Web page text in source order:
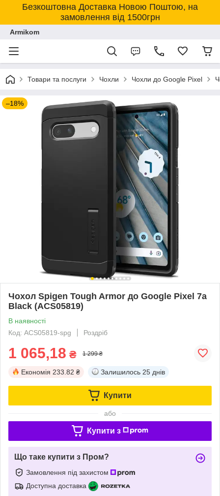
Безкоштовна Доставка Новою Поштою, на
замовлення від 1500грн
Armikom
Товари та послуги Чохли Чохли до Google Pixel
–18%
Чохол Spigen Tough Armor до Google Pixel 7a
Black (ACS05819)
В наявності
Код: ACS05819-spg
Роздріб
1 065,18 ₴ 1 299 ₴
Економія 233.82 ₴ Залишилось 25 днів
Купити
або
Купити з
Що таке купити з Пром?
Замовлення під захистом
Доступна доставка